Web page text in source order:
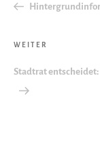
Nächster
WEITER
Stadtrat